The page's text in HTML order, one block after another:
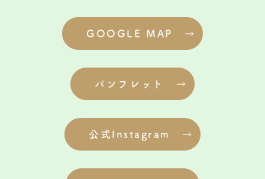
GOOGLE MAP
パンフレット
公式Instagram